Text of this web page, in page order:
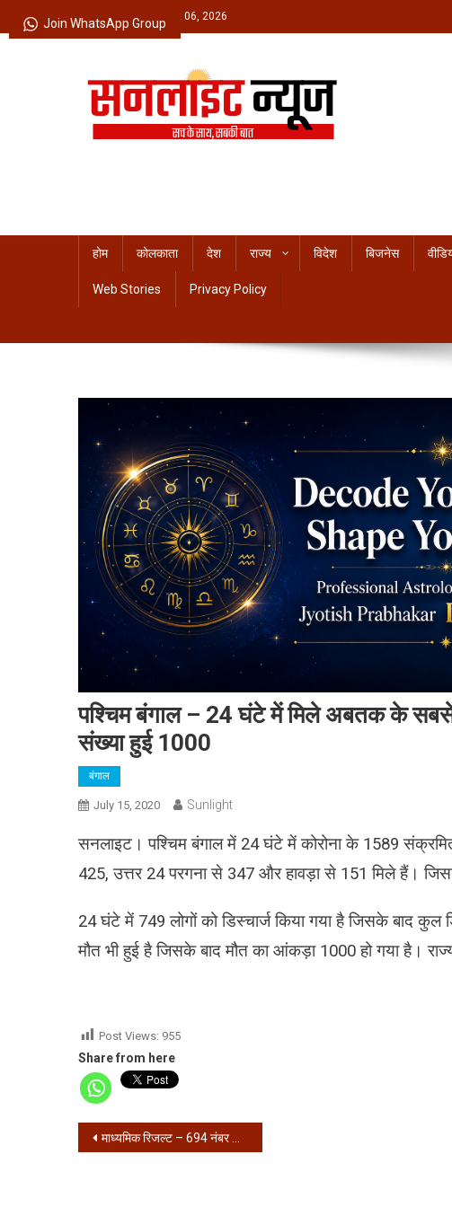
to
Thursday, August 06, 2026
होम कोलकाता देश राज्य विदेश बिजनेस
Web Stories Privacy Policy
पश्चिम बंगाल – 24 घंटे में मिले अबतक के
संख्या हुई 1000
बंगाल
July 15, 2020 Sunlight
सनलाइट। पश्चिम बंगाल में 24 घंटे में कोरोना के 1589
425, उत्तर 24 परगना से 347 और हावड़ा से 151 मिले हैं।
24 घंटे में 749 लोगों को डिस्चार्ज किया गया है जिसके बाद
मौत भी हुई है जिसके बाद मौत का आंकड़ा 1000 हो गया है।
Post Views: 955
Share from here
Post
माध्यमिक रिजल्ट – 694 नंबर के साथ अरित्र पाल ने किया टॉप
Join WhatsApp Group